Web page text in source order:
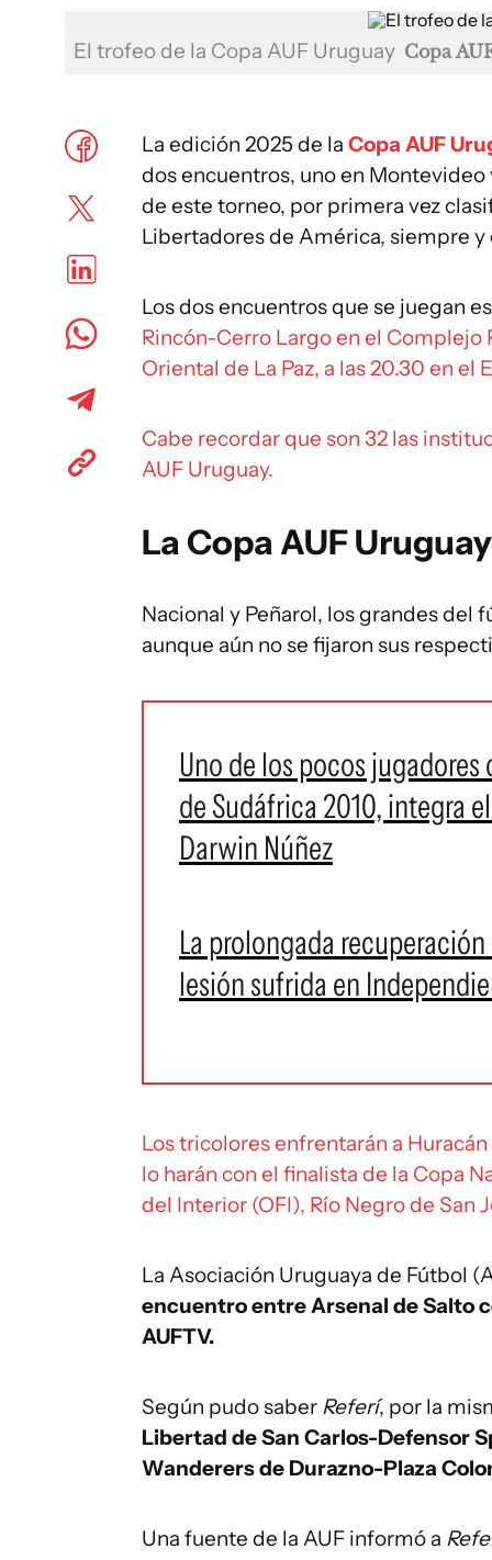
El trofeo de la Copa AUF Uruguay Copa
La edición 2025 de la Copa AUF
dos encuentros, uno en
de este torneo, por primera vez
Libertadores de América, siempre
Los dos encuentros que se juegan
Rincón-Cerro Largo en el Complejo
Oriental de La Paz, a las 20.30 en el
Cabe recordar que son 32 las
AUF Uruguay.
La Copa AUF
Nacional y Peñarol, los grandes del
aunque aún no se fijaron sus
Uno de los pocos
de Sudáfrica 2010, integra
Darwin Núñez
La prolongada
lesión sufrida en
Los tricolores enfrentarán a
lo harán con el finalista de la Copa
del Interior (OFI), Río Negro de San
La Asociación Uruguaya de Fútbol
encuentro entre Arsenal de Salto
AUFTV.
Según pudo saber Referí, por la
Libertad de San Carlos-Defensor
Wanderers de Durazno-Plaza
Una fuente de la AUF informó a